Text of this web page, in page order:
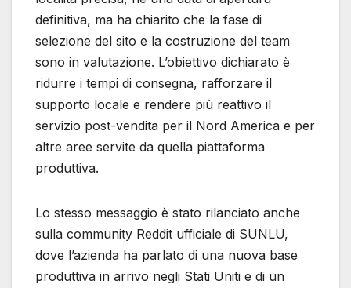
definitiva, ma ha chiarito che la fase di
selezione del sito e la costruzione del team
sono in valutazione. L’obiettivo dichiarato è
ridurre i tempi di consegna, rafforzare il
supporto locale e rendere più reattivo il
servizio post-vendita per il Nord America e per
altre aree servite da quella piattaforma
produttiva.
Lo stesso messaggio è stato rilanciato anche
sulla community Reddit ufficiale di SUNLU,
dove l’azienda ha parlato di una nuova base
produttiva in arrivo negli Stati Uniti e di un